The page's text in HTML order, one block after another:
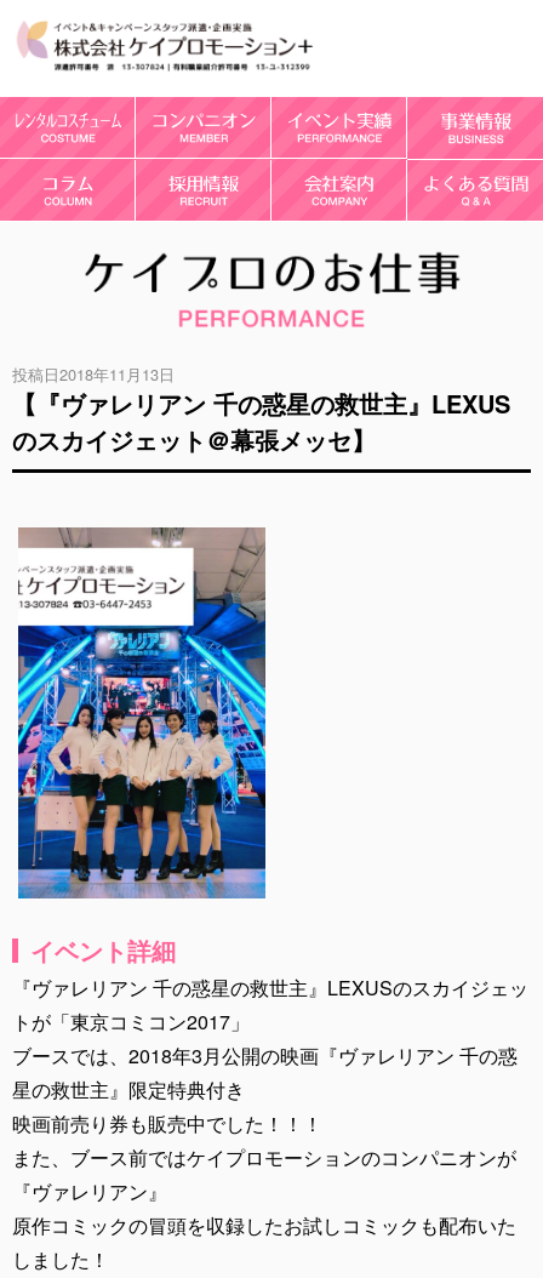
投稿日2018年11月13日
【『ヴァレリアン 千の惑星の救世主』LEXUS
のスカイジェット＠幕張メッセ】
イベント詳細
『ヴァレリアン 千の惑星の救世主』LEXUSのスカイジェッ
トが「東京コミコン2017」
ブースでは、2018年3月公開の映画『ヴァレリアン 千の惑
星の救世主』限定特典付き
映画前売り券も販売中でした！！！
また、ブース前ではケイプロモーションのコンパニオンが
『ヴァレリアン』
原作コミックの冒頭を収録したお試しコミックも配布いた
しました！